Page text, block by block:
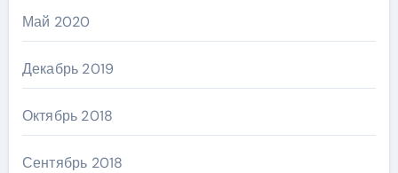
Май 2020
Декабрь 2019
Октябрь 2018
Сентябрь 2018